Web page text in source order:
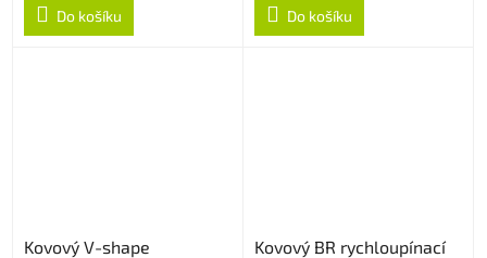
Do košíku Do košíku
Kovový V-shape
Kovový BR rychloupínací